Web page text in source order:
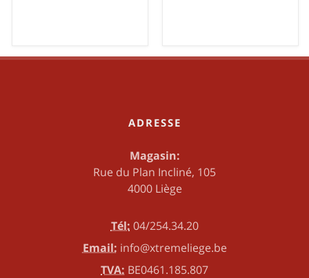
ADRESSE
Magasin:
Rue du Plan Incliné, 105
4000 Liège
Tél: 04/254.34.20
Email: info@xtremeliege.be
TVA: BE0461.185.807